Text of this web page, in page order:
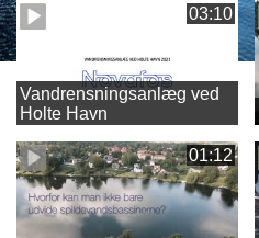
03:10
Vandrensningsanlæg ved
Holte Havn
01:12